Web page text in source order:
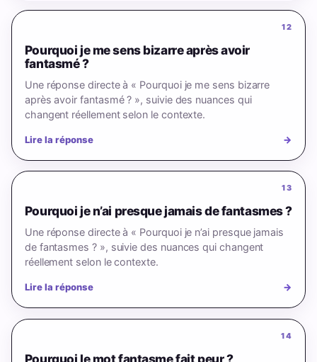
12
Pourquoi je me sens bizarre après avoir
fantasmé ?
Une réponse directe à « Pourquoi je me sens bizarre
après avoir fantasmé ? », suivie des nuances qui
changent réellement selon le contexte.
Lire la réponse →
13
Pourquoi je n’ai presque jamais de fantasmes ?
Une réponse directe à « Pourquoi je n’ai presque jamais
de fantasmes ? », suivie des nuances qui changent
réellement selon le contexte.
Lire la réponse →
14
Pourquoi le mot fantasme fait peur ?